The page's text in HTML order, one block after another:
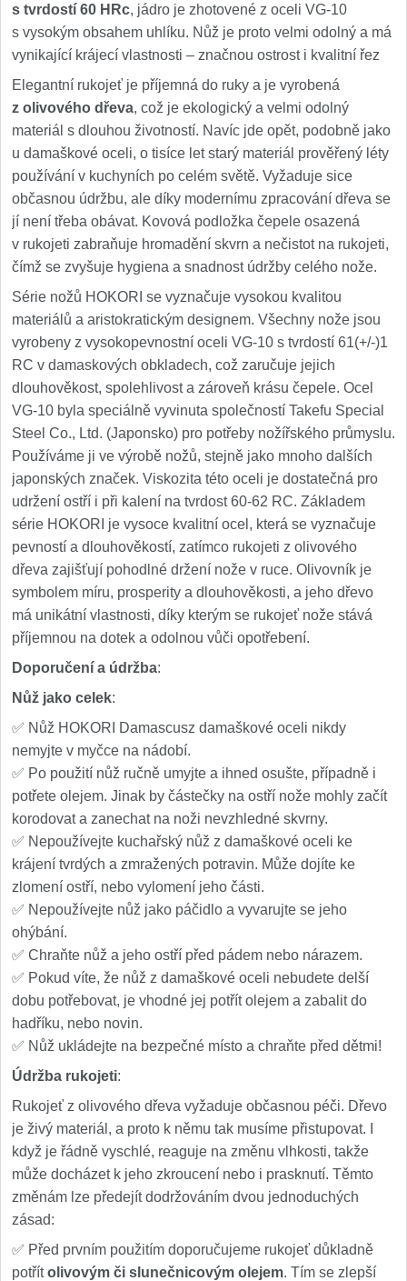
s tvrdostí 60 HRc, jádro je zhotovené z oceli VG-10
s vysokým obsahem uhlíku. Nůž je proto velmi odolný a má
vynikající krájecí vlastnosti – značnou ostrost i kvalitní řez
Elegantní rukojeť je příjemná do ruky a je vyrobená
z olivového dřeva, což je ekologický a velmi odolný
materiál s dlouhou životností. Navíc jde opět, podobně jako
u damaškové oceli, o tisíce let starý materiál prověřený léty
používání v kuchyních po celém světě. Vyžaduje sice
občasnou údržbu, ale díky modernímu zpracování dřeva se
jí není třeba obávat. Kovová podložka čepele osazená
v rukojeti zabraňuje hromadění skvrn a nečistot na rukojeti,
čímž se zvyšuje hygiena a snadnost údržby celého nože.
Série nožů HOKORI se vyznačuje vysokou kvalitou
materiálů a aristokratickým designem. Všechny nože jsou
vyrobeny z vysokopevnostní oceli VG-10 s tvrdostí 61(+/-)1
RC v damaskových obkladech, což zaručuje jejich
dlouhověkost, spolehlivost a zároveň krásu čepele. Ocel
VG-10 byla speciálně vyvinuta společností Takefu Special
Steel Co., Ltd. (Japonsko) pro potřeby nožířského průmyslu.
Používáme ji ve výrobě nožů, stejně jako mnoho dalších
japonských značek. Viskozita této oceli je dostatečná pro
udržení ostří i při kalení na tvrdost 60-62 RC. Základem
série HOKORI je vysoce kvalitní ocel, která se vyznačuje
pevností a dlouhověkostí, zatímco rukojeti z olivového
dřeva zajišťují pohodlné držení nože v ruce. Olivovník je
symbolem míru, prosperity a dlouhověkosti, a jeho dřevo
má unikátní vlastnosti, díky kterým se rukojeť nože stává
příjemnou na dotek a odolnou vůči opotřebení.
Doporučení a údržba:
Nůž jako celek:
✅ Nůž HOKORI Damascusz damaškové oceli nikdy
nemyjte v myčce na nádobí.
✅ Po použití nůž ručně umyjte a ihned osušte, případně i
potřete olejem. Jinak by částečky na ostří nože mohly začít
korodovat a zanechat na noži nevzhledné skvrny.
✅ Nepoužívejte kuchařský nůž z damaškové oceli ke
krájení tvrdých a zmražených potravin. Může dojíte ke
zlomení ostří, nebo vylomení jeho části.
✅ Nepoužívejte nůž jako páčidlo a vyvarujte se jeho
ohýbání.
✅ Chraňte nůž a jeho ostří před pádem nebo nárazem.
✅ Pokud víte, že nůž z damaškové oceli nebudete delší
dobu potřebovat, je vhodné jej potřít olejem a zabalit do
hadříku, nebo novin.
✅ Nůž ukládejte na bezpečné místo a chraňte před dětmi!
Údržba rukojeti:
Rukojeť z olivového dřeva vyžaduje občasnou péči. Dřevo
je živý materiál, a proto k němu tak musíme přistupovat. I
když je řádně vyschlé, reaguje na změnu vlhkosti, takže
může docházet k jeho zkroucení nebo i prasknutí. Těmto
změnám lze předejít dodržováním dvou jednoduchých
zásad:
✅ Před prvním použitím doporučujeme rukojeť důkladně
potřítolivovým či slunečnicovým olejem. Tím se zlepší